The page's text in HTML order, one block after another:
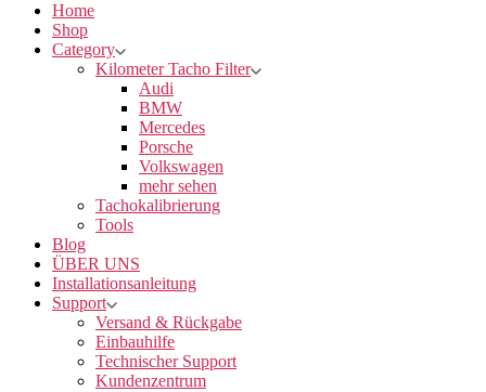
Home
Shop
Category
Kilometer Tacho Filter
Audi
BMW
Mercedes
Porsche
Volkswagen
mehr sehen
Tachokalibrierung
Tools
Blog
ÜBER UNS
Installationsanleitung
Support
Versand & Rückgabe
Einbauhilfe
Technischer Support
Kundenzentrum